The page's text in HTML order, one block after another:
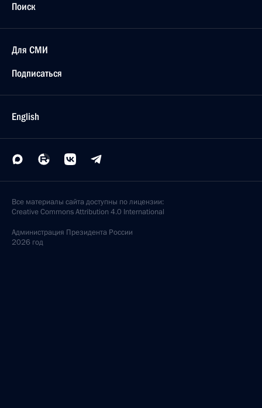
Поиск
Для СМИ
Подписаться
English
Все материалы сайта доступны по лицензии:
Creative Commons Attribution 4.0 International
Администрация Президента России
2026 год